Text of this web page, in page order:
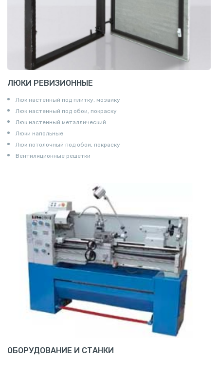
ЛЮКИ РЕВИЗИОННЫЕ
Люк настенный под плитку, мозаику
Люк настенный под обои, покраску
Люк настенный металлический
Люки напольные
Люк потолочный под обои, покраску
Вентиляционные решетки
ОБОРУДОВАНИЕ И СТАНКИ